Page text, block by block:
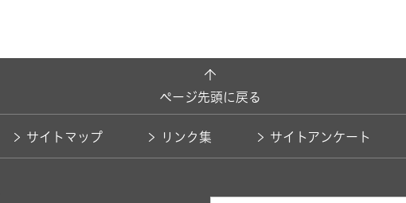
ページ先頭に戻る
サイトマップ リンク集 サイトアンケート